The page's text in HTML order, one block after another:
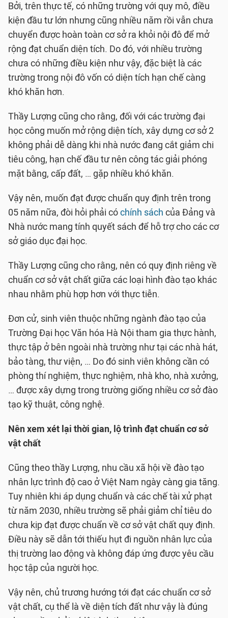
Bởi, trên thực tế, có những trường với quy mô, điều
kiện đầu tư lớn nhưng cũng nhiều năm rồi vẫn chưa
chuyển được hoàn toàn cơ sở ra khỏi nội đô để mở
rộng đạt chuẩn diện tích. Do đó, với nhiều trường
chưa có những điều kiện như vậy, đặc biệt là các
trường trong nội đô vốn có diện tích hạn chế càng
khó khăn hơn.
Thầy Lượng cũng cho rằng, đối với các trường đại
học công muốn mở rộng diện tích, xây dựng cơ sở 2
không phải dễ dàng khi nhà nước đang cắt giảm chi
tiêu công, hạn chế đầu tư nên công tác giải phóng
mặt bằng, cấp đất, … gặp nhiều khó khăn.
Vậy nên, muốn đạt được chuẩn quy định trên trong
05 năm nữa, đòi hỏi phải cóchính sách của Đảng và
Nhà nước mang tính quyết sách để hỗ trợ cho các cơ
sở giáo dục đại học.
Thầy Lượng cũng cho rằng, nên có quy định riêng về
chuẩn cơ sở vật chất giữa các loại hình đào tạo khác
nhau nhằm phù hợp hơn với thực tiễn.
Đơn cử, sinh viên thuộc những ngành đào tạo của
Trường Đại học Văn hóa Hà Nội tham gia thực hành,
thực tập ở bên ngoài nhà trường như tại các nhà hát,
bảo tàng, thư viện, … Do đó sinh viên không cần có
phòng thí nghiệm, thực nghiệm, nhà kho, nhà xưởng,
… được xây dựng trong trường giống nhiều cơ sở đào
tạo kỹ thuật, công nghệ.
Nên xem xét lại thời gian, lộ trình đạt chuẩn cơ sở
vật chất
Cũng theo thầy Lượng, nhu cầu xã hội về đào tạo
nhân lực trình độ cao ở Việt Nam ngày càng gia tăng.
Tuy nhiên khi áp dụng chuẩn và các chế tài xử phạt
từ năm 2030, nhiều trường sẽ phải giảm chỉ tiêu do
chưa kịp đạt được chuẩn về cơ sở vật chất quy định.
Điều này sẽ dẫn tới thiếu hụt đi nguồn nhân lực của
thị trường lao động và không đáp ứng được yêu cầu
học tập của người học.
Vậy nên, chủ trương hướng tới đạt các chuẩn cơ sở
vật chất, cụ thể là về diện tích đất như vậy là đúng